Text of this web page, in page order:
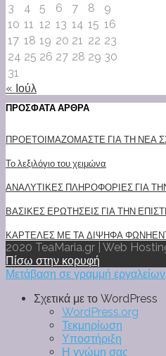
3
4 5 6 7 8
9
10 11 12 13 14 15 16
17 18 19 20 21 22 23
24 25 26 27 28 29 30
31
« Ιούλ
ΠΡΟΣΦΑΤΑ ΑΡΘΡΑ
ΠΡΟΕΤΟΙΜΑΖΟΜΑΣΤΕ ΓΙΑ ΤΗ ΝΕΑ
Το λεξιλόγιο του χειμώνα
ΑΝΑΛΥΤΙΚΕΣ ΠΛΗΡΟΦΟΡΙΕΣ ΓΙΑ
ΒΑΣΙΚΕΣ ΕΡΩΤΗΣΕΙΣ ΓΙΑ ΤΗΝ
ΚΑΡΤΕΛΕΣ ΜΕ ΤΑ ΔΙΨΗΦΑ
2020 TeaMaria.gr | Web
Πίσω στην κορυφή
Μετάβαση σε γραμμή εργαλείων
Σχετικά με το WordPress
WordPress.org
Τεκμηρίωση
Υποστήριξη
Η γνώμη σας